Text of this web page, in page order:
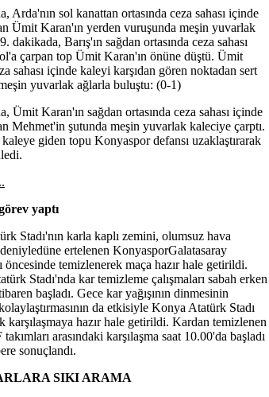
Arda'nın sol kanattan ortasında ceza sahası içinde
Ümit Karan'ın yerden vuruşunda meşin yuvarlak
dakikada, Barış'ın sağdan ortasında ceza sahası
çarpan top Ümit Karan'ın önüne düştü. Ümit
sahası içinde kaleyi karşıdan gören noktadan sert
yuvarlak ağlarla buluştu: (0-1)
Ümit Karan'ın sağdan ortasında ceza sahası içinde
Mehmet'in şutunda meşin yuvarlak kaleciye çarptı.
giden topu Konyaspor defansı uzaklaştırarak
yaptı
Stadı'nın karla kaplı zemini, olumsuz hava
ertelenen KonyasporGalatasaray
öncesinde temizlenerek maça hazır hale getirildi.
Stadı'nda kar temizleme çalışmaları sabah erken
başladı. Gece kar yağışının dinmesinin
da etkisiyle Konya Atatürk Stadı
karşılaşmaya hazır hale getirildi. Kardan temizlenen
arasındaki karşılaşma saat 10.00'da başladı
sonuçlandı.
SIKI ARAMA